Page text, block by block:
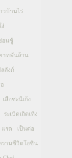
วบ้านไร่
อนชู้
าทพันล้าน
ลังก์
เสือชะนีเก้ง
ระเบิดเถิดเทิง
แรด เป็นต่อ
รามชีวิตโอชิน